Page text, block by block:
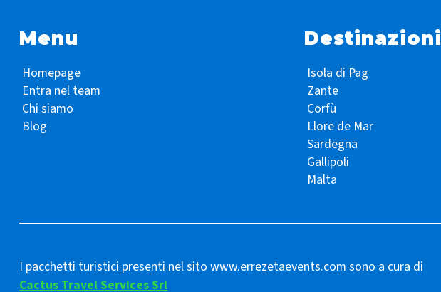
Menu
Homepage
Entra nel team
Chi siamo
Blog
Destinazioni
Isola di Pag
Zante
Corfù
Llore de Mar
Sardegna
Gallipoli
Malta
I pacchetti turistici presenti nel sito www.errezetaevents.com sono a cura di
Cactus Travel Services Srl